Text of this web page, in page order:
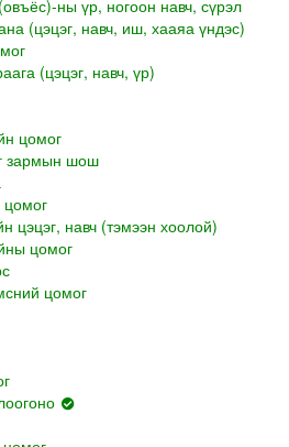
ны үр, ногоон навч, сүрэл
(цэцэг, навч, иш, хааяа үндэс)
(цэцэг, навч, үр)
цомог
зармын шош
цомог
цэцэг, навч (тэмээн хоолой)
цомог
цомог